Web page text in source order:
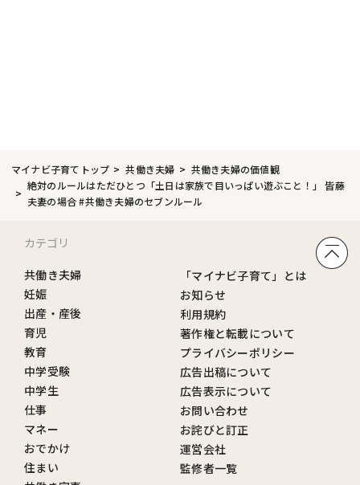
マイナビ子育てトップ 共働き夫婦
共働き夫婦の価値観
絶対のルールはただひとつ「土日は家族で目いっぱい遊ぶこと！」 皆藤
夫妻の場合 #共働き夫婦のセブンルール
カテゴリ
共働き夫婦
妊娠
出産・産後
育児
教育
中学受験
中学生
仕事
マネー
おでかけ
住まい
「マイナビ子育て」とは
お知らせ
利用規約
著作権と転載について
プライバシーポリシー
広告出稿について
広告表示について
お問い合わせ
お詫びと訂正
運営会社
監修者一覧